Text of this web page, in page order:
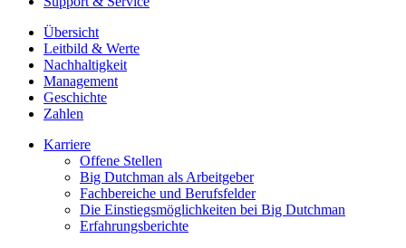
Übersicht
Leitbild & Werte
Nachhaltigkeit
Management
Geschichte
Zahlen
Karriere
Offene Stellen
Big Dutchman als Arbeitgeber
Fachbereiche und Berufsfelder
Die Einstiegsmöglichkeiten bei Big Dutchman
Erfahrungsberichte